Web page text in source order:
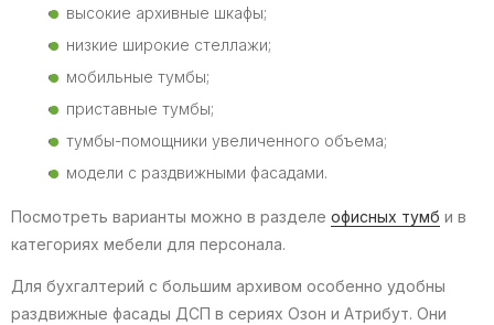
высокие архивные шкафы;
низкие широкие стеллажи;
мобильные тумбы;
приставные тумбы;
тумбы-помощники увеличенного объема;
модели с раздвижными фасадами.
Посмотреть варианты можно в разделе офисных тумб и в
категориях мебели для персонала.
Для бухгалтерий с большим архивом особенно удобны
раздвижные фасады ДСП в сериях Озон и Атрибут. Они